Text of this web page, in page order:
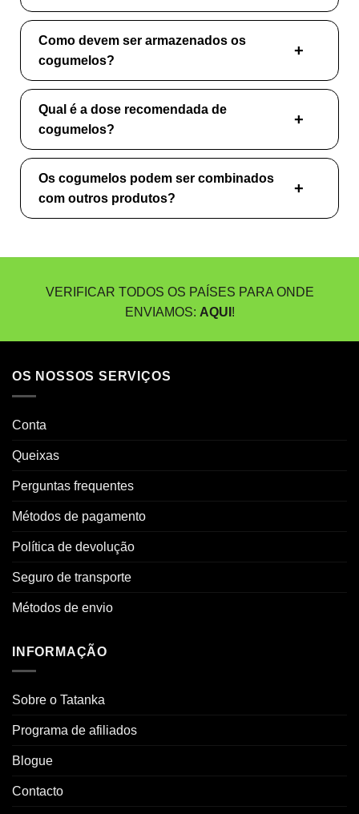
Como devem ser armazenados os
cogumelos?
Qual é a dose recomendada de
cogumelos?
Os cogumelos podem ser combinados
com outros produtos?
VERIFICAR TODOS OS PAÍSES PARA ONDE
ENVIAMOS: AQUI !
OS NOSSOS SERVIÇOS
Conta
Queixas
Perguntas frequentes
Métodos de pagamento
Política de devolução
Seguro de transporte
Métodos de envio
INFORMAÇÃO
Sobre o Tatanka
Programa de afiliados
Blogue
Contacto